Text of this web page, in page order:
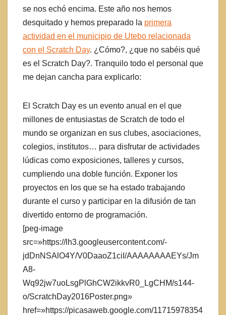
se nos echó encima. Este año nos hemos
desquitado y hemos preparado la primera
actividad en el municipio de Utebo relacionada
con el Scratch Day. ¿Cómo?, ¿que no sabéis qué
es el Scratch Day?. Tranquilo todo el personal que
me dejan cancha para explicarlo:
El Scratch Day es un evento anual en el que
millones de entusiastas de Scratch de todo el
mundo se organizan en sus clubes, asociaciones,
colegios, institutos… para disfrutar de actividades
lúdicas como exposiciones, talleres y cursos,
cumpliendo una doble función. Exponer los
proyectos en los que se ha estado trabajando
durante el curso y participar en la difusión de tan
divertido entorno de programación.
[peg-image
src=»https://lh3.googleusercontent.com/-
jdDnNSAlO4Y/V0DaaoZ1ciI/AAAAAAAAEYs/Jm
A8-
Wq92jw7uoLsgPlGhCW2ikkvR0_LgCHM/s144-
o/ScratchDay2016Poster.png»
href=»https://picasaweb.google.com/11715978354